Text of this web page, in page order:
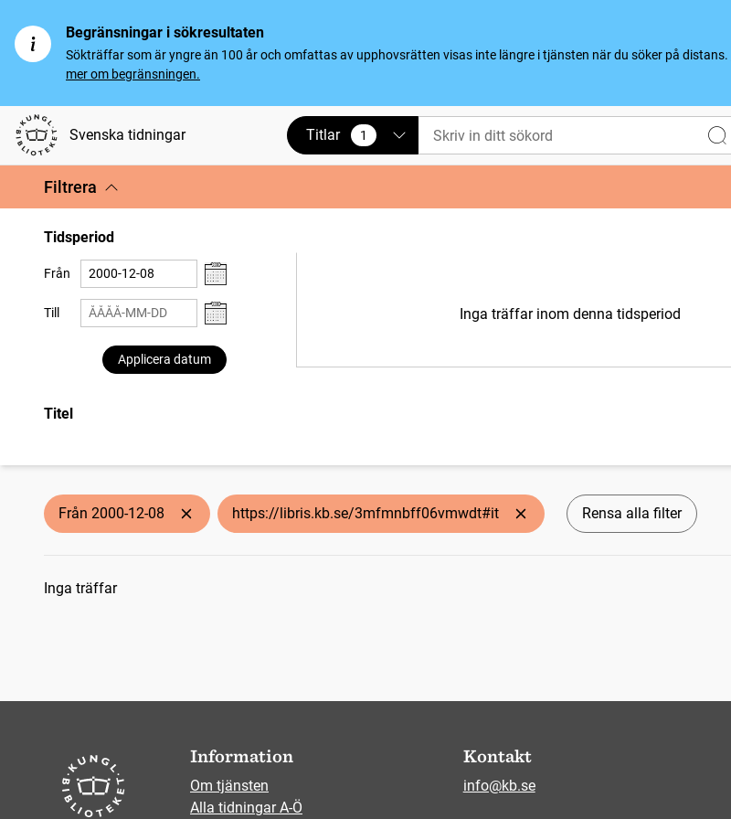
Begränsningar i sökresultaten
Sökträffar som är yngre än 100 år och omfattas av upphovsrätten visas inte längre i tjänsten när du söker på distans.
mer om begränsningen.
Svenska tidningar Titlar 1
vald
Filtrera
Tidsperiod
Från
Till
Applicera datum
Inga träffar inom denna tidsperiod
Titel
Från 2000-12-08 https://libris.kb.se/3mfmnbff06vmwdt#it Rensa alla filter
Sökresultat
Inga träffar
Information
Om tjänsten
Alla tidningar A-Ö
Kontakt
info@kb.se